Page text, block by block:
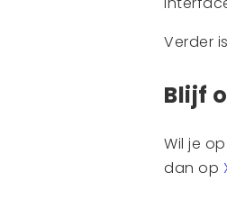
Verder
Blijf
Wil je
dan op